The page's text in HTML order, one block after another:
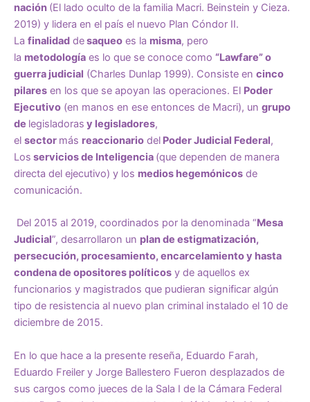
nación (El lado oculto de la familia Macri. Beinstein y Cieza.
2019) y lidera en el país el nuevo Plan Cóndor II.
La finalidad desaqueo es la misma, pero
la metodología es lo que se conoce como “Lawfare” o
guerra judicial (Charles Dunlap 1999). Consiste en cinco
pilares en los que se apoyan las operaciones. El Poder
Ejecutivo (en manos en ese entonces de Macri), un grupo
de legisladoras y legisladores,
el sector más reaccionario del Poder Judicial Federal,
Los servicios de Inteligencia (que dependen de manera
directa del ejecutivo) y los medios hegemónicos de
comunicación.
Del 2015 al 2019, coordinados por la denominada “Mesa
Judicial”, desarrollaron un plan de estigmatización,
persecución, procesamiento, encarcelamiento y hasta
condena de opositores políticos y de aquellos ex
funcionarios y magistrados que pudieran significar algún
tipo de resistencia al nuevo plan criminal instalado el 10 de
diciembre de 2015.
En lo que hace a la presente reseña, Eduardo Farah,
Eduardo Freiler y Jorge Ballestero Fueron desplazados de
sus cargos como jueces de la Sala I de la Cámara Federal